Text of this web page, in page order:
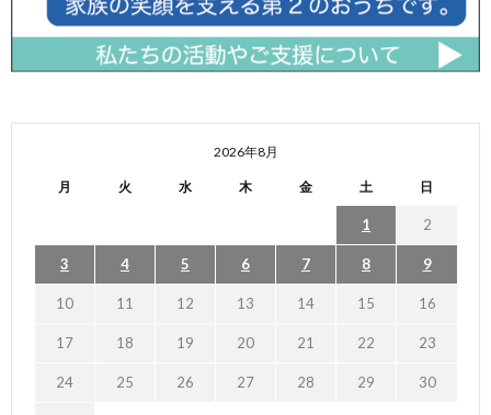
2026年8月
月 火 水 木 金 土 日
1 2
3 4 5 6 7 8 9
10 11 12 13 14 15 16
17 18 19 20 21 22 23
24 25 26 27 28 29 30